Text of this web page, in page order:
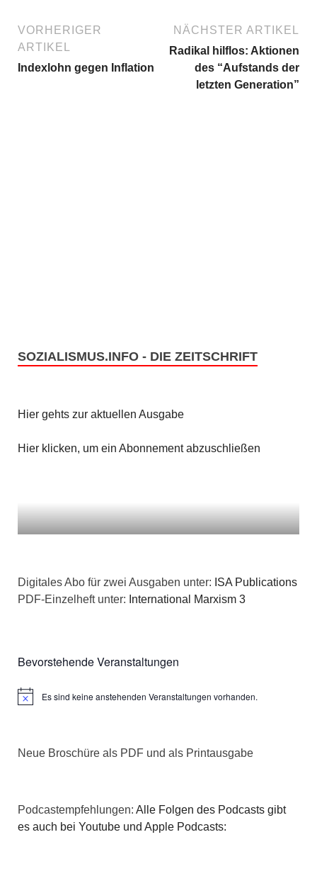
VORHERIGER
ARTIKEL
Indexlohn gegen Inflation
NÄCHSTER ARTIKEL
Radikal hilflos: Aktionen
des “Aufstands der
letzten Generation”
SOZIALISMUS.INFO - DIE ZEITSCHRIFT
Hier gehts zur aktuellen Ausgabe
Hier klicken, um ein Abonnement abzuschließen
Digitales Abo für zwei Ausgaben unter: ISA Publications
PDF-Einzelheft unter: International Marxism 3
Bevorstehende Veranstaltungen
HinweisEs sind keine anstehenden Veranstaltungen vorhanden.
Neue Broschüre als PDF und als Printausgabe
Podcastempfehlungen: Alle Folgen des Podcasts gibt
es auch bei Youtube und Apple Podcasts: